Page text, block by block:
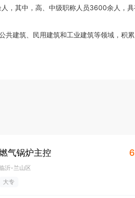
，其中，高、中级职称人员3600余人，
博士后科研工作站、技师工作站；主参编
个国家和地区，形成了国内外知名的天元
部门以及社会各界的广泛认可和充分信赖。
”、“全国先进基层党组织”、“全国五一劳
名商标”、“中国建筑业50强企业”、“全国
国建筑安全生产先进集体”、“全国建筑业
气锅炉主控
沂-兰山区
大专